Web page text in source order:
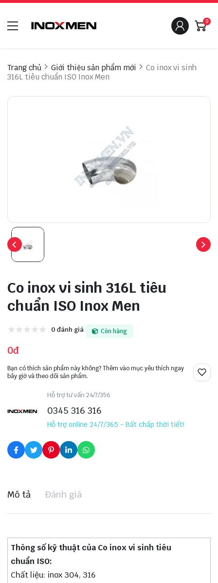
0
Trang chủ Giới thiệu sản phẩm mới
Co inox vi sinh
316L tiêu chuẩn ISO Inox Men
Co inox vi sinh 316L tiêu
chuẩn ISO Inox Men
0 đánh giá Còn hàng
0đ
Bạn có thích sản phẩm này không? Thêm vào mục yêu thích ngay
bây giờ và theo dõi sản phẩm.
Hỗ trợ tư vấn 24/7/356
0345 316 316
Hỗ trợ online 24/7/365 - Bất chấp thời tiết!
Mô tả Đánh giá
Thông số kỹ thuật của Co inox vi sinh tiêu
chuẩn ISO:
Chất liệu: inox 304, 316